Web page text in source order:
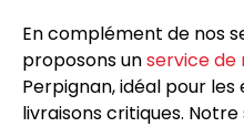
En complément de nos
proposons unservice de
Perpignan, idéal pour
livraisons critiques.